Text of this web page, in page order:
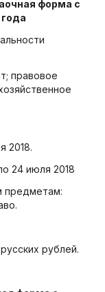
форма с
правовое
2018.
24 июля 2018
предметам:
рублей.